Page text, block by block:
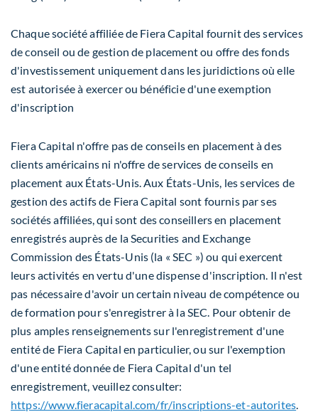
Chaque société affiliée de Fiera Capital fournit des services
de conseil ou de gestion de placement ou offre des fonds
d'investissement uniquement dans les juridictions où elle
est autorisée à exercer ou bénéficie d'une exemption
d'inscription
Fiera Capital n'offre pas de conseils en placement à des
clients américains ni n'offre de services de conseils en
placement aux États-Unis. Aux États-Unis, les services de
gestion des actifs de Fiera Capital sont fournispar ses
sociétés affiliées, qui sont des conseillers en placement
enregistrés auprès de la Securities and Exchange
Commission des États-Unis (la « SEC ») ou qui exercent
leurs activités en vertu d'une dispense d'inscription. Il n'est
pas nécessaire d'avoir un certain niveau de compétence ou
de formation pour s'enregistrer à la SEC. Pour obtenir de
plus amples renseignements sur l'enregistrement d'une
entité de Fiera Capital en particulier, ou sur l'exemption
d'une entité donnée de Fiera Capital d'un tel
enregistrement, veuillez consulter:
https://www.fieracapital.com/fr/inscriptions-et-autorites